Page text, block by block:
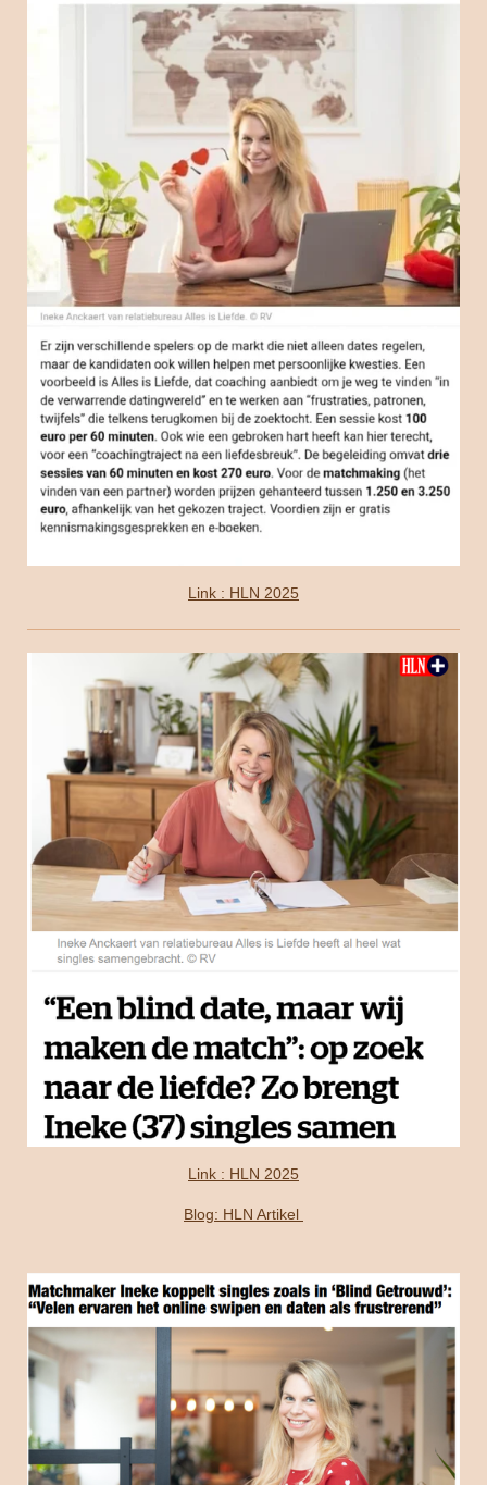
Link : HLN 2025
Link : HLN 2025
Blog: HLN Artikel